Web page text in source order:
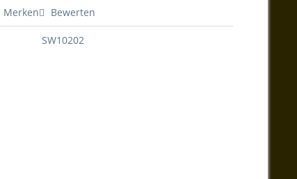
Merken Bewerten
SW10202